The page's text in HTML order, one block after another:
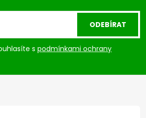
s podmínkami ochrany
ODEBÍRAT